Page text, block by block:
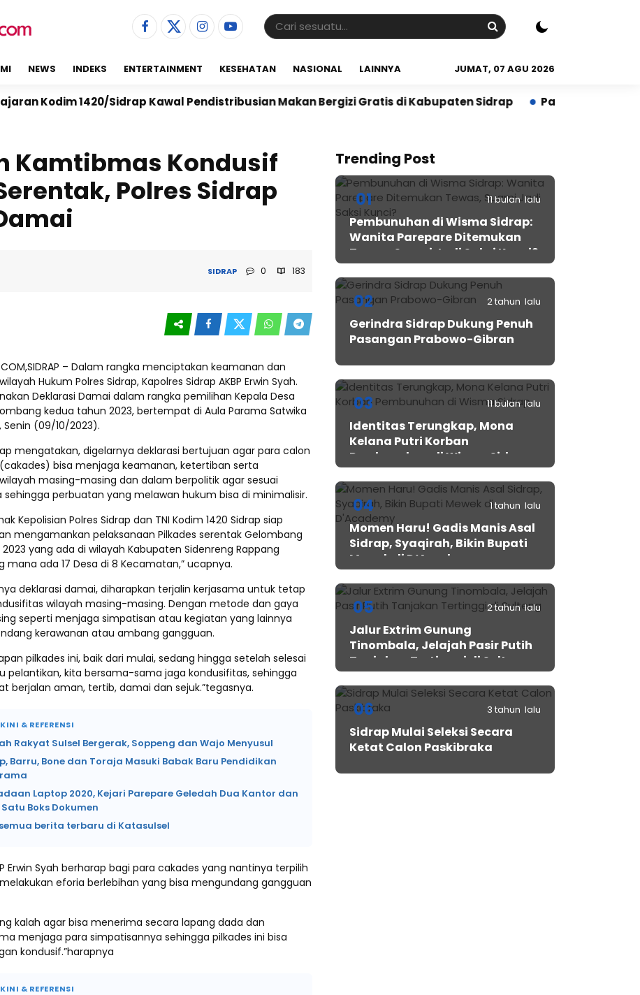
NEWS INDEKS ENTERTAINMENT KESEHATAN NASIONAL LAINNYA JUMAT, 07 AGU 2026
1420/Sidrap Kawal Pendistribusian Makan Bergizi Gratis di Kabupaten Sidrap Panen PM-AAS Sidrap
Kamtibmas Kondusif
Polres Sidrap
SIDRAP 0 183
– Dalam rangka menciptakan keamanan dan
Hukum Polres Sidrap, Kapolres Sidrap AKBP Erwin Syah.
Deklarasi Damai dalam rangka pemilihan Kepala Desa
kedua tahun 2023, bertempat di Aula Parama Satwika
Senin (09/10/2023).
mengatakan, digelarnya deklarasi bertujuan agar para calon
bisa menjaga keamanan, ketertiban serta
masing-masing dan dalam berpolitik agar sesuai
sehingga perbuatan yang melawan hukum bisa di minimalisir.
Kepolisian Polres Sidrap dan TNI Kodim 1420 Sidrap siap
mengamankan pelaksanaan Pilkades serentak Gelombang
yang ada di wilayah Kabupaten Sidenreng Rappang
mana ada 17 Desa di 8 Kecamatan,” ucapnya.
deklarasi damai, diharapkan terjalin kerjasama untuk tetap
wilayah masing-masing. Dengan metode dan gaya
seperti menjaga simpatisan atau kegiatan yang lainnya
kerawanan atau ambang gangguan.
pilkades ini, baik dari mulai, sedang hingga setelah selesai
pelantikan, kita bersama-sama jaga kondusifitas, sehingga
berjalan aman, tertib, damai dan sejuk.”tegasnya.
& REFERENSI
Rakyat Sulsel Bergerak, Soppeng dan Wajo Menyusul
Barru, Bone dan Toraja Masuki Babak Baru Pendidikan
Laptop 2020, Kejari Parepare Geledah Dua Kantor dan
Boks Dokumen
berita terbaru di Katasulsel
Erwin Syah berharap bagi para cakades yang nantinya terpilih
eforia berlebihan yang bisa mengundang gangguan
kalah agar bisa menerima secara lapang dada dan
menjaga para simpatisannya sehingga pilkades ini bisa
kondusif.”harapnya
& REFERENSI
Trending Post
01 11 bulan lalu
Pembunuhan di Wisma Sidrap:
Wanita Parepare Ditemukan
Tewas, Suami Jadi Saksi Kunci?
02 2 tahun lalu
Gerindra Sidrap Dukung Penuh
Pasangan Prabowo-Gibran
03 11 bulan lalu
Identitas Terungkap, Mona
Kelana Putri Korban
Pembunuhan di Wisma Sidrap
04 1 tahun lalu
Momen Haru! Gadis Manis Asal
Sidrap, Syaqirah, Bikin Bupati
Mewek di D’Academy​
05 2 tahun lalu
Jalur Extrim Gunung
Tinombala, Jelajah Pasir Putih
Tanjakan Tertinggi di Sulteng
06 3 tahun lalu
Sidrap Mulai Seleksi Secara
Ketat Calon Paskibraka